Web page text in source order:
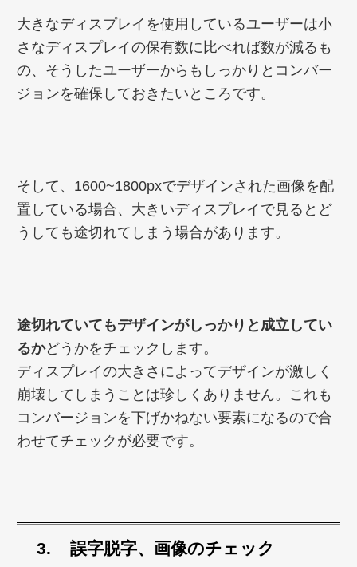
大きなディスプレイを使用しているユーザーは小
さなディスプレイの保有数に比べれば数が減るも
の、そうしたユーザーからもしっかりとコンバー
ジョンを確保しておきたいところです。
そして、1600~1800pxでデザインされた画像を配
置している場合、大きいディスプレイで見るとど
うしても途切れてしまう場合があります。
途切れていてもデザインがしっかりと成立してい
るかどうかをチェックします。
ディスプレイの大きさによってデザインが激しく
崩壊してしまうことは珍しくありません。これも
コンバージョンを下げかねない要素になるので合
わせてチェックが必要です。
誤字脱字、画像のチェック